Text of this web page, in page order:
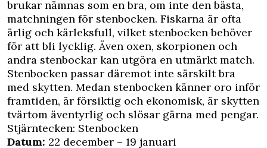
brukar nämnas som en bra, om inte den bästa,
matchningen för stenbocken. Fiskarna är ofta
ärlig och kärleksfull, vilket stenbocken behöver
för att bli lycklig. Även oxen, skorpionen och
andra stenbockar kan utgöra en utmärkt match.
Stenbocken passar däremot inte särskilt bra
med skytten. Medan stenbocken känner oro inför
framtiden, är försiktig och ekonomisk, är skytten
tvärtom äventyrlig och slösar gärna med pengar.
Stjärntecken: Stenbocken
Datum: 22 december – 19 januari